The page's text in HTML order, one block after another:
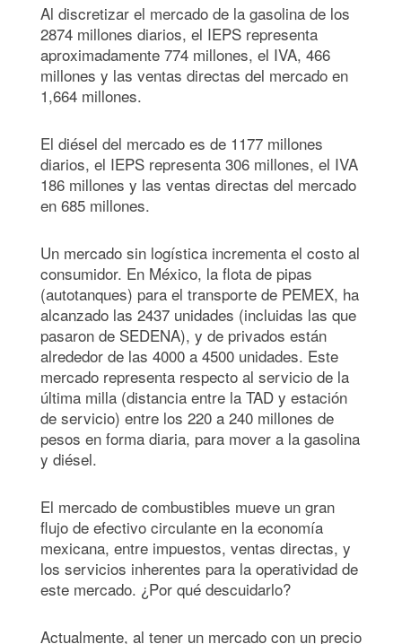
Al discretizar el mercado de la gasolina de los
2874 millones diarios, el IEPS representa
aproximadamente 774 millones, el IVA, 466
millones y las ventas directas del mercado en
1,664 millones.
El diésel del mercado es de 1177 millones
diarios, el IEPS representa 306 millones, el IVA
186 millones y las ventas directas del mercado
en 685 millones.
Un mercado sin logística incrementa el costo al
consumidor. En México, la flota de pipas
(autotanques) para el transporte de PEMEX, ha
alcanzado las 2437 unidades (incluidas las que
pasaron de SEDENA), y de privados están
alrededor de las 4000 a 4500 unidades. Este
mercado representa respecto al servicio de la
última milla (distancia entre la TAD y estación
de servicio) entre los 220 a 240 millones de
pesos en forma diaria, para mover a la gasolina
y diésel.
El mercado de combustibles mueve un gran
flujo de efectivo circulante en la economía
mexicana, entre impuestos, ventas directas, y
los servicios inherentes para la operatividad de
este mercado. ¿Por qué descuidarlo?
Actualmente, al tener un mercado con un precio